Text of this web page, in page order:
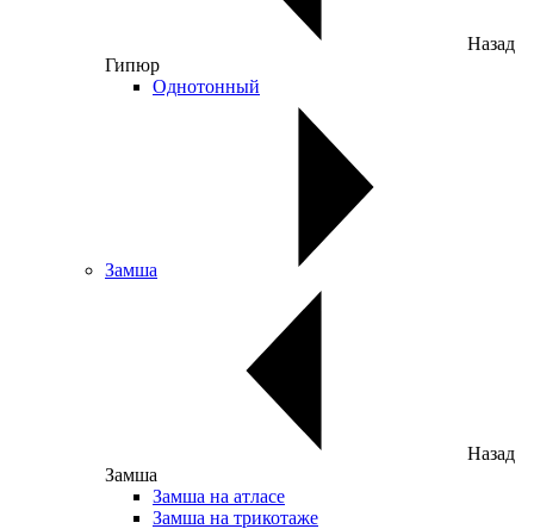
Назад
Гипюр
Однотонный
Замша
Назад
Замша
Замша на атласе
Замша на трикотаже